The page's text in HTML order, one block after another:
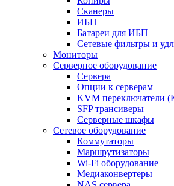
Сканеры
ИБП
Батареи для ИБП
Сетевые фильтры и
Мониторы
Серверное оборудование
Сервера
Опции к серверам
KVM переключатели
SFP трансиверы
Серверные шкафы
Сетевое оборудование
Коммутаторы
Маршрутизаторы
Wi-Fi оборудование
Медиаконвертеры